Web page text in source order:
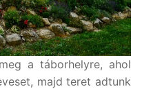
a táborhelyre, ahol
majd teret adtunk